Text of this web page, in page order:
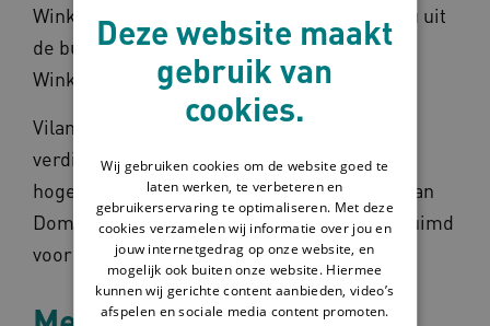
Winkelcentrum Kanaleneiland. Loop nadat u uit
de bus of sneltram bent gestapt naar
Winkelcentrum Nova (Kanaleneiland).
Vilans is te vinden op de 11e, 12e en 13e
verdieping boven het winkelcentrum in het
hoge, witte gebouw, de kantoortoren ‘Piet van
Dommelenhuis’. De 11e verdieping is ingeruimd
voor het programma Waardigheid en trots.
Deze website maakt
gebruik van
cookies.
Wij gebruiken cookies om de website goed te
laten werken, te verbeteren en
gebruikerservaring te optimaliseren. Met deze
cookies verzamelen wij informatie over jou en
jouw internetgedrag op onze website, en
mogelijk ook buiten onze website. Hiermee
kunnen wij gerichte content aanbieden, video’s
afspelen en sociale media content promoten.